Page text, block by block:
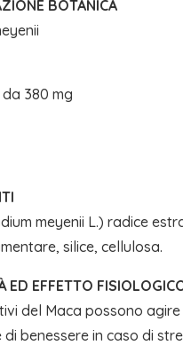
BOTANICA
380 mg
meyenii L.) radice
silice, cellulosa.
ED EFFETTO
del Maca possono
di benessere in caso di